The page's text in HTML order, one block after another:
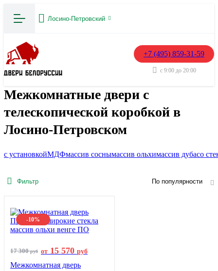
Лосино-Петровский
+7 (495) 859-31-59
с 9:00 до 20:00
Межкомнатные двери с
телескопической коробкой в
Лосино-Петровском
с установкойМДФмассив соснымассив ольхимассив дубасо
Фильтр По популярности
-10%
17 300руб от 15 570 руб
Межкомнатная дверь